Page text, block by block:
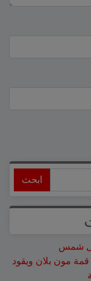
شمس
قمة مون بلان ويقود